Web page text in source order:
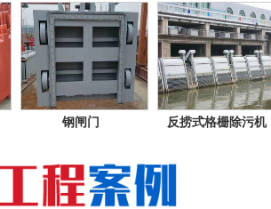
钢闸门 反捞式格栅除污机